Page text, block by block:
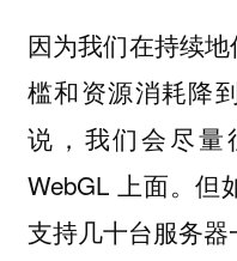
因为我们在持续
槛和资源消耗降
说，我们会尽量
WebGL 上面。但
支持几十台服务器